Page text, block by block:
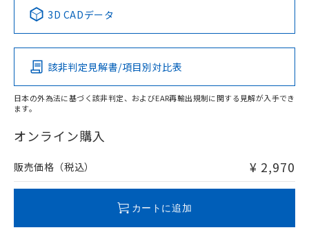
Pb Hg Cd Cr(VI)
O
在庫等で未対応品が混在する可能性があります。
問い合わせください。
3D CADデータ
該非判定見解書/項目別対比表
日本の外為法に基づく該非判定、およびEAR再輸出規制に関する見解が入手でき
ます。
オンライン購入
販売価格（税込） ¥ 2,970
カートに追加